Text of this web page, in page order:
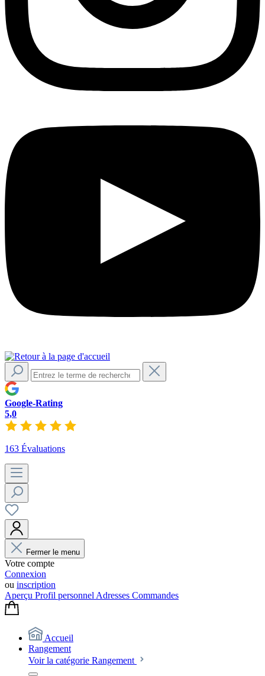
Google-Rating
5,0
163 Évaluations
Fermer le menu
Votre compte
Connexion
ou inscription
Aperçu Profil personnel Adresses Commandes
Accueil
Rangement
Voir la catégorie Rangement